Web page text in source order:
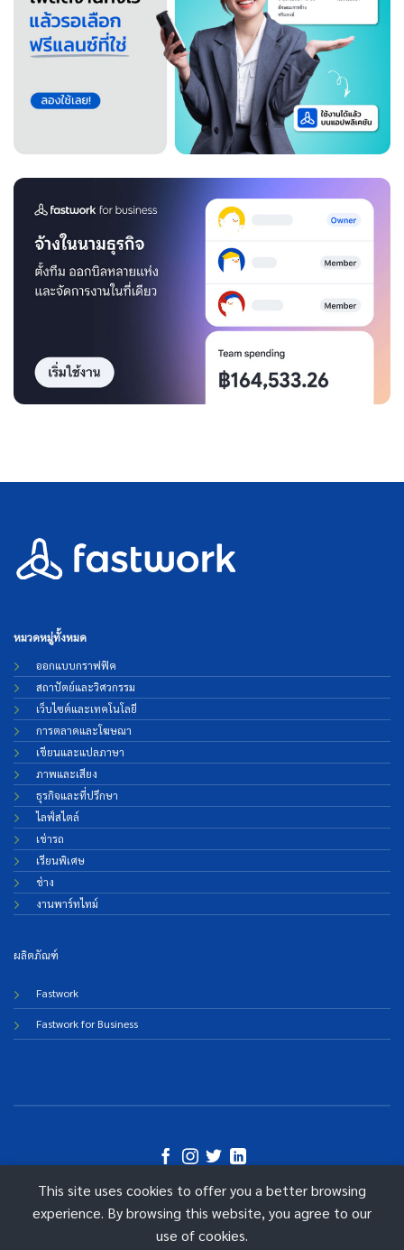
หมวดหมู่ทั้งหมด
ออกแบบกราฟฟิค
สถาปัตย์และวิศวกรรม
เว็บไซต์และเทคโนโลยี
การตลาดและโฆษณา
เขียนและแปลภาษา
ภาพและเสียง
ธุรกิจและที่ปรึกษา
ไลฟ์สไตล์
เช่ารถ
เรียนพิเศษ
ช่าง
งานพาร์ทไทม์
ผลิตภัณฑ์
Fastwork
Fastwork for Business
©
2026 Fastwork Technologies
This site uses cookies to offer you a better browsing
experience. By browsing this website, you agree to our
use of cookies.